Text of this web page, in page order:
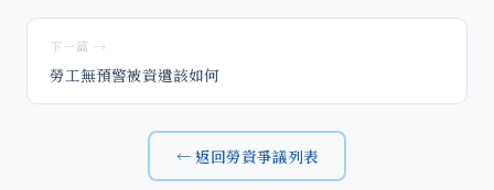
下一篇 →
勞工無預警被資遣該如何
← 返回勞資爭議列表